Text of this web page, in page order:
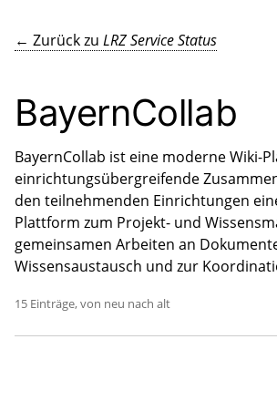
← Zurück zu LRZ Service Status
BayernCollab
BayernCollab ist eine moderne Wiki-
einrichtungsübergreifende
den teilnehmenden Einrichtungen
Plattform zum Projekt- und
gemeinsamen Arbeiten an
Wissensaustausch und zur
15 Einträge, von neu nach alt